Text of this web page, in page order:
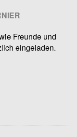
Freunde und
eingeladen.